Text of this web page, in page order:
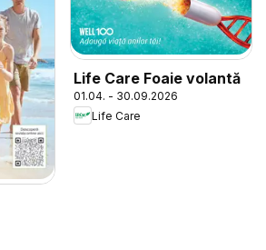
Life Care Foaie volantă
01.04. - 30.09.2026
Life Care